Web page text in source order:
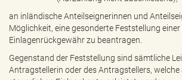
an inländische Anteilseignerinnen und
Möglichkeit, eine gesonderte Feststellung
Einlagenrückgewähr zu beantragen.
Gegenstand der Feststellung sind sämtliche
Antragstellerin oder des Antragstellers,